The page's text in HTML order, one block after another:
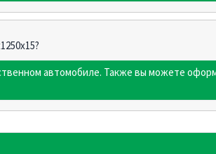
автомобиле. Также вы можете